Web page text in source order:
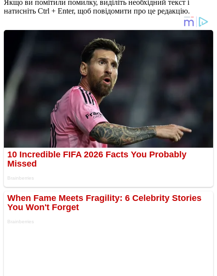
Якщо ви помітили помилку, виділіть необхідний текст і
натисніть Ctrl + Enter, щоб повідомити про це редакцію.